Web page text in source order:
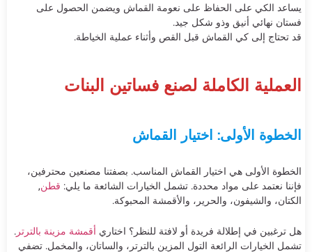
يساعد الكي على الحفاظ على نعومة القماش ويضمن الحصول على
فستان نهائي أنيق وذو شكل جيد.
قد تحتاج إلى كي القماش قبل القص وأثناء عملية الخياطة.
العملية الكاملة لصنع فساتين البنات
الخطوة الأولى: اختيار القماش
الخطوة الأولى هي اختيار القماش المناسب. بصفتنا مصنعين محترفين،
فإننا نعتمد على مواد محددة. تشمل الخيارات الشائعة ما يلي: قطن,
الكتان، والشيفون، والحرير، والأقمشة المحبوكة.
هل ترغبين في إطلالة فريدة أو لافتة للنظر؟ اختاري أقمشة مزينة بالترتر .
تشمل الخيارات الرائعة التول المزين بالترتر، والساتان، والمخمل. تضفي